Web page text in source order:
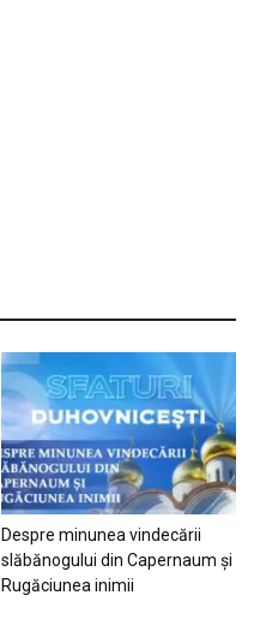
Despre minunea vindecării
slăbănogului din Capernaum și
Rugăciunea inimii